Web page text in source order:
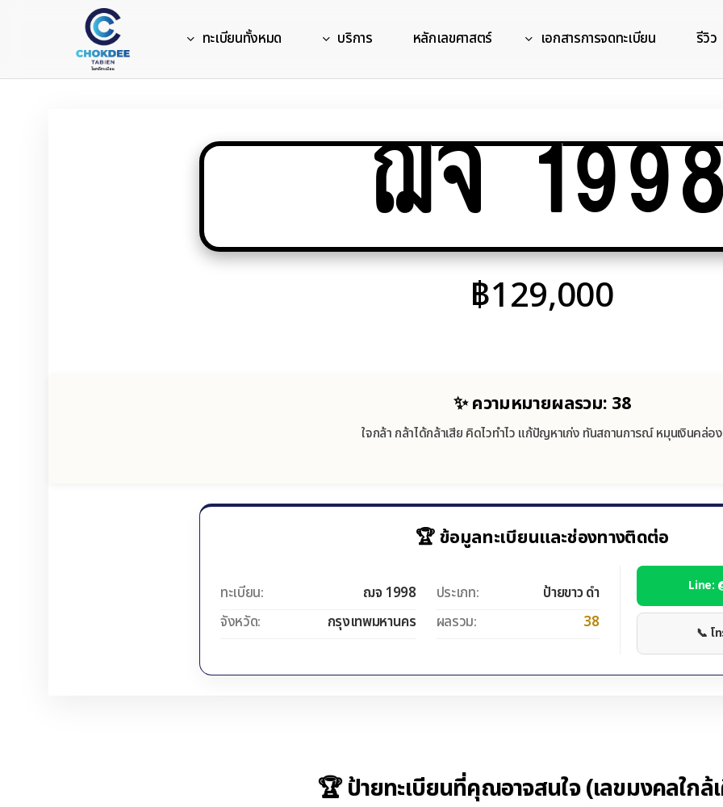
content
ทะเบียนทั้งหมด บริการ หลักเลขศาสตร์ เอกสารการจดทะเบียน รีวิว
ฌจ 1998
฿129,000
✨ ความหมายผลรวม: 38
ใจกล้า กล้าได้กล้าเสีย คิดไวทำไว แก้ปัญหาเก่ง ทันสถานการณ์ หมุนเงินคล่อง
🏆 ข้อมูลทะเบียนและช่องทางติดต่อ
ทะเบียน:
ฌจ 1998
จังหวัด:
กรุงเทพมหานคร
ประเภท:
ป้ายขาว ดำ
ผลรวม:
38
Line:
📞 โ
🏆 ป้ายทะเบียนที่คุณอาจสนใจ (เลขมงคลใกล้